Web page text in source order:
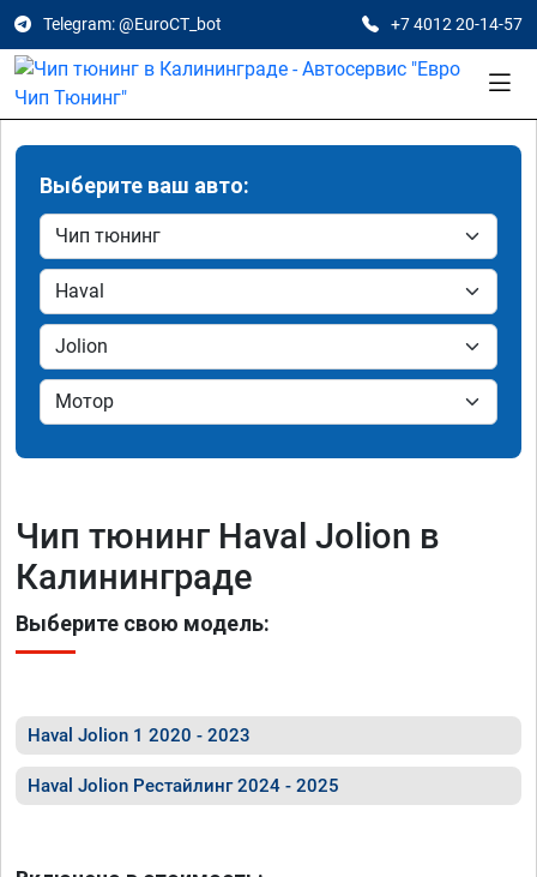
Telegram: @EuroCT_bot +7 4012 20-14-57
Выберите ваш авто:
Чип тюнинг Haval Jolion в
Калининграде
Выберите свою модель:
Haval Jolion 1 2020 - 2023
Haval Jolion Рестайлинг 2024 - 2025